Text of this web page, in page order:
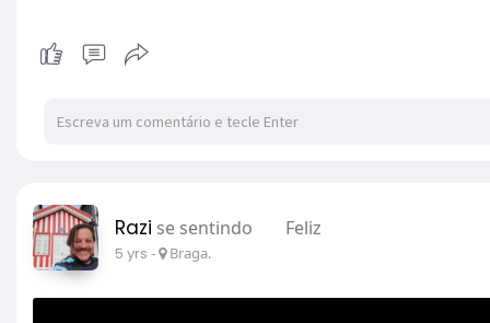
Razi se sentindo Feliz
5 yrs - Braga.